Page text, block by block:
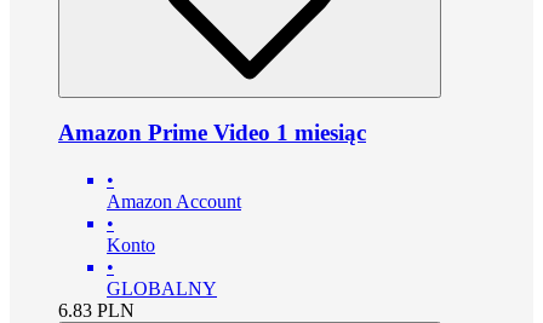
Amazon Prime Video 1 miesiąc
•
Amazon Account
•
Konto
•
GLOBALNY
6.83 PLN